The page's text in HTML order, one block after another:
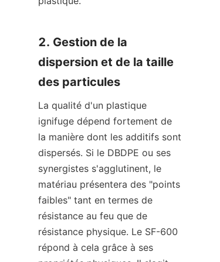
2. Gestion de la
dispersion et de la taille
des particules
La qualité d'un plastique
ignifuge dépend fortement de
la manière dont les additifs sont
dispersés. Si le DBDPE ou ses
synergistes s'agglutinent, le
matériau présentera des "points
faibles" tant en termes de
résistance au feu que de
résistance physique. Le SF-600
répond à cela grâce à ses